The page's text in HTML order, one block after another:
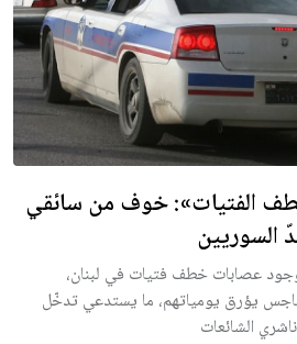
الفتيات»: خوف من سائقي
السوريين
عصابات خطف فتيات في لبنان،
يؤرق يومياتهم، ما يستدعي تدخّل
الشائعات